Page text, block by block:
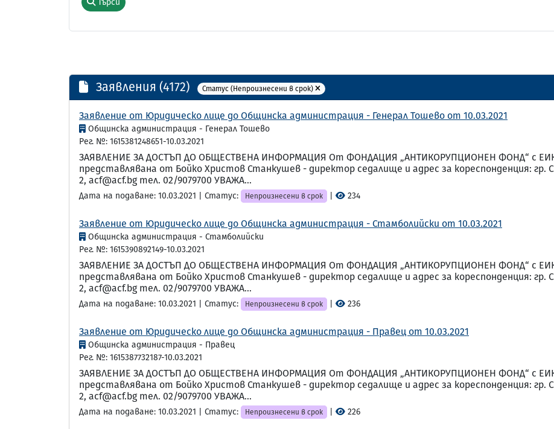
Търси
Заявления (4172) Статус (Непроизнесени в срок)
Заявление от Юридическо лице до Общинска администрация - Генерал Тошево от 10.03.2021
Общинска администрация - Генерал Тошево
Рег. №: 1615381248651-10.03.2021
ЗАЯВЛЕНИЕ ЗА ДОСТЪП ДО ОБЩЕСТВЕНА ИНФОРМАЦИЯ От ФОНДАЦИЯ „АНТИКОРУПЦИОНЕН ФОНД“ с ЕИК
представлявана от Бойко Христов Станкушев - директор седалище и адрес за кореспонденция: гр.
2, acf@acf.bg тел. 02/9079700 УВАЖА...
Дата на подаване: 10.03.2021 | Статус: Непроизнесени в срок 234
Заявление от Юридическо лице до Общинска администрация - Стамболийски от 10.03.2021
Общинска администрация - Стамболийски
Рег. №: 1615390892149-10.03.2021
ЗАЯВЛЕНИЕ ЗА ДОСТЪП ДО ОБЩЕСТВЕНА ИНФОРМАЦИЯ От ФОНДАЦИЯ „АНТИКОРУПЦИОНЕН ФОНД“ с ЕИК
представлявана от Бойко Христов Станкушев - директор седалище и адрес за кореспонденция: гр.
2, acf@acf.bg тел. 02/9079700 УВАЖА...
Дата на подаване: 10.03.2021 | Статус: Непроизнесени в срок 236
Заявление от Юридическо лице до Общинска администрация - Правец от 10.03.2021
Общинска администрация - Правец
Рег. №: 1615387732187-10.03.2021
ЗАЯВЛЕНИЕ ЗА ДОСТЪП ДО ОБЩЕСТВЕНА ИНФОРМАЦИЯ От ФОНДАЦИЯ „АНТИКОРУПЦИОНЕН ФОНД“ с ЕИК
представлявана от Бойко Христов Станкушев - директор седалище и адрес за кореспонденция: гр.
2, acf@acf.bg тел. 02/9079700 УВАЖА...
Дата на подаване: 10.03.2021 | Статус: Непроизнесени в срок 226